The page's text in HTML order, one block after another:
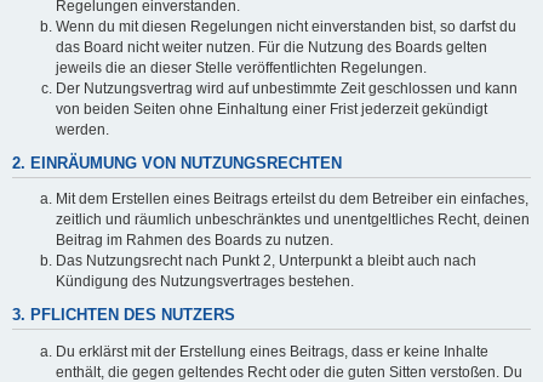
Regelungen einverstanden.
Wenn du mit diesen Regelungen nicht einverstanden bist, so darfst du
das Board nicht weiter nutzen. Für die Nutzung des Boards gelten
jeweils die an dieser Stelle veröffentlichten Regelungen.
Der Nutzungsvertrag wird auf unbestimmte Zeit geschlossen und kann
von beiden Seiten ohne Einhaltung einer Frist jederzeit gekündigt
werden.
2. EINRÄUMUNG VON NUTZUNGSRECHTEN
Mit dem Erstellen eines Beitrags erteilst du dem Betreiber ein einfaches,
zeitlich und räumlich unbeschränktes und unentgeltliches Recht, deinen
Beitrag im Rahmen des Boards zu nutzen.
Das Nutzungsrecht nach Punkt 2, Unterpunkt a bleibt auch nach
Kündigung des Nutzungsvertrages bestehen.
3. PFLICHTEN DES NUTZERS
Du erklärst mit der Erstellung eines Beitrags, dass er keine Inhalte
enthält, die gegen geltendes Recht oder die guten Sitten verstoßen. Du